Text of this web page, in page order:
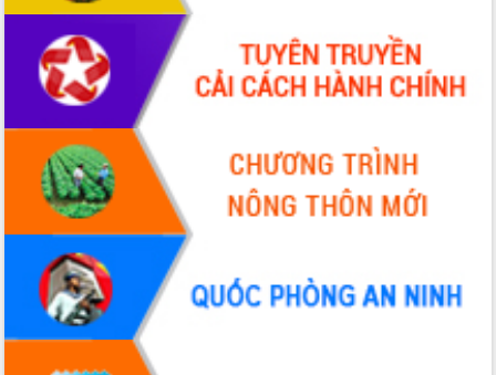
VIDEO
Không có file video nào để phát.
ALBUM ẢNH